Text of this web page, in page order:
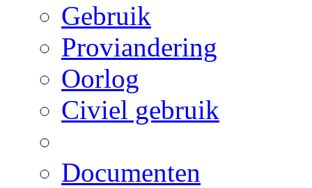
Gebruik
Proviandering
Oorlog
Civiel gebruik
Documenten